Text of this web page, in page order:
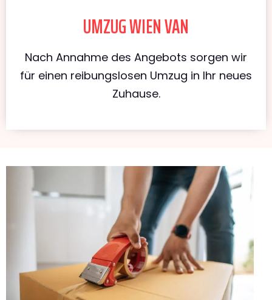
UMZUG WIEN VAN
Nach Annahme des Angebots sorgen wir
für einen reibungslosen Umzug in Ihr neues
Zuhause.